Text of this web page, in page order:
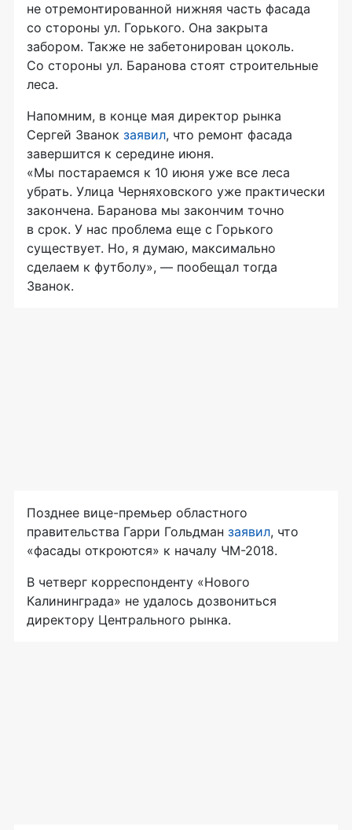
не отремонтированной нижняя часть фасада
со стороны ул. Горького. Она закрыта
забором. Также не забетонирован цоколь.
Со стороны ул. Баранова стоят строительные
леса.
Напомним, в конце мая директор рынка
Сергей Званок заявил, что ремонт фасада
завершится к середине июня.
«Мы постараемся к 10 июня уже все леса
убрать. Улица Черняховского уже практически
закончена. Баранова мы закончим точно
в срок. У нас проблема еще с Горького
существует. Но, я думаю, максимально
сделаем к футболу», — пообещал тогда
Званок.
Позднее вице-премьер областного
правительства Гарри Гольдман заявил, что
«фасады откроются» к началу ЧМ-2018.
В четверг корреспонденту «Нового
Калининграда» не удалось дозвониться
директору Центрального рынка.